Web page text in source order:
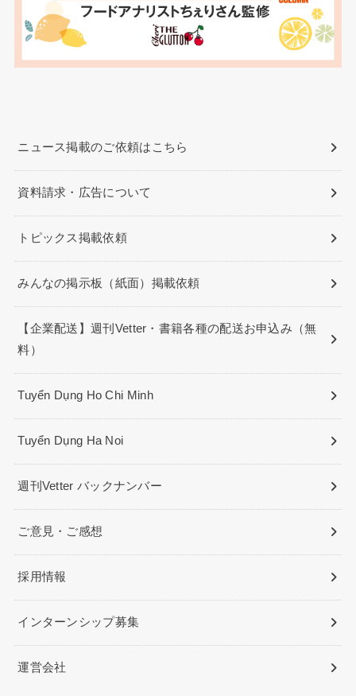
ニュース掲載のご依頼はこちら
資料請求・広告について
トピックス掲載依頼
みんなの掲示板（紙面）掲載依頼
【企業配送】週刊Vetter・書籍各種の配送お申込み（無
料）
Tuyển Dụng Ho Chi Minh
Tuyển Dụng Ha Noi
週刊Vetter バックナンバー
ご意見・ご感想
採用情報
インターンシップ募集
運営会社